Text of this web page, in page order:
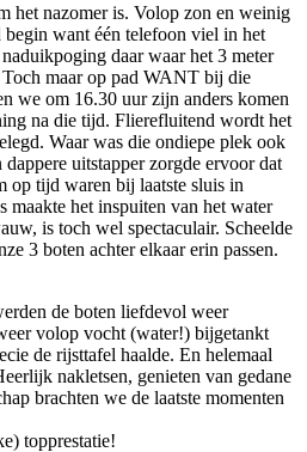
het nazomer is. Volop zon en weinig
want één telefoon viel in het
daar waar het 3 meter
maar op pad WANT bij die
we om 16.30 uur zijn anders komen
na die tijd. Flierefluitend wordt het
Waar was die ondiepe plek ook
uitstapper zorgde ervoor dat
op tijd waren bij laatste sluis in
maakte het inspuiten van het water
is toch wel spectaculair. Scheelde
3 boten achter elkaar erin passen.
de boten liefdevol weer
volop vocht (water!) bijgetankt
de rijsttafel haalde. En helemaal
nakletsen, genieten van gedane
brachten we de laatste momenten
topprestatie!